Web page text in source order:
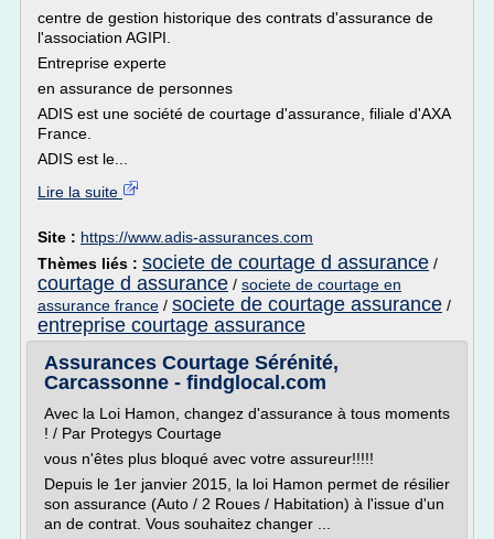
centre de gestion historique des contrats d'assurance de
l'association AGIPI.
Entreprise experte
en assurance de personnes
ADIS est une société de courtage d'assurance, filiale d'AXA
France.
ADIS est le...
Lire la suite
Site : https://www.adis-assurances.com
Thèmes liés : societe de courtage d assurance /
courtage d assurance / societe de courtage en
assurance france / societe de courtage assurance /
entreprise courtage assurance
Assurances Courtage Sérénité,
Carcassonne - findglocal.com
Avec la Loi Hamon, changez d'assurance à tous moments
! / Par Protegys Courtage
vous n'êtes plus bloqué avec votre assureur!!!!!
Depuis le 1er janvier 2015, la loi Hamon permet de résilier
son assurance (Auto / 2 Roues / Habitation) à l'issue d'un
an de contrat. Vous souhaitez changer ...